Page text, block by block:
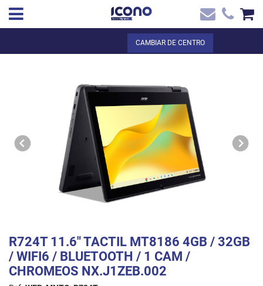
VER LA CESTA
ES ✖
Inicio
CAMBIAR DE CENTRO
R724T 11.6" TACTIL MT8186 4GB / 32GB
/ WIFI6 / BLUETOOTH / 1 CAM /
CHROMEOS NX.J1ZEB.002